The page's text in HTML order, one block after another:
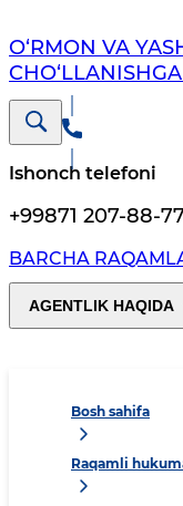
O‘RMON VA
Ishonch telefoni
+99871 207-88-
BARCHA
AGENTLIK HAQIDA
Bosh sahifa
Raqamli